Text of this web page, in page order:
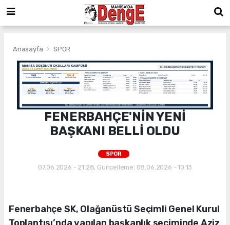
Anasayfa SPOR
FENERBAHÇE'NİN YENİ
BAŞKANI BELLİ OLDU
SPOR
07.06.2026 - 21:28, Güncelleme: 08.06.2026 - 10:13
Fenerbahçe SK, Olağanüstü Seçimli Genel Kurul